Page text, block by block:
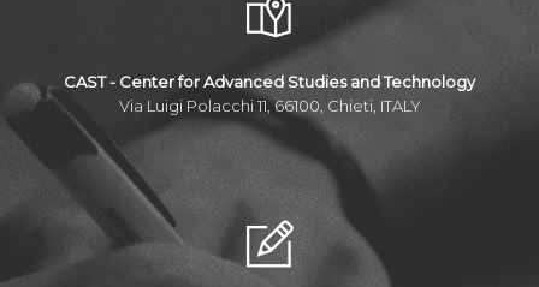
CAST - Center for Advanced Studies and Technology
Via Luigi Polacchi 11, 66100, Chieti, ITALY